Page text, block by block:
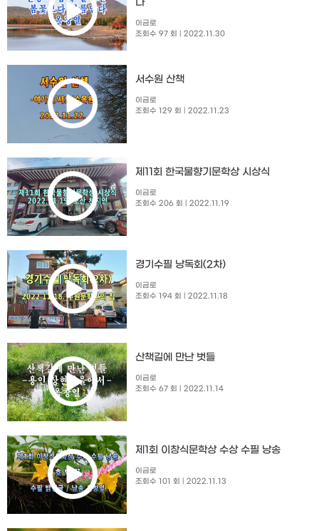
이금로
조회수 97 회
| 2022.11.30
서수원 산책
이금로
조회수 129 회
| 2022.11.23
제11회 한국물향기문학상 시상식
이금로
조회수 206 회
| 2022.11.19
경기수필 낭독회(2차)
이금로
조회수 194 회
| 2022.11.18
산책길에 만난 벗들
이금로
조회수 67 회
| 2022.11.14
제1회 이창식문학상 수상 수필 낭송
이금로
조회수 101 회
| 2022.11.13